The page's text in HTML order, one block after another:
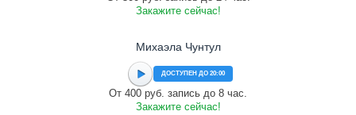
Закажите сейчас!
Михаэла Чунтул
ДОСТУПЕН ДО 20:00
От 400 руб. запись до 8 час.
Закажите сейчас!